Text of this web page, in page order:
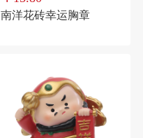
南洋花砖幸运胸章